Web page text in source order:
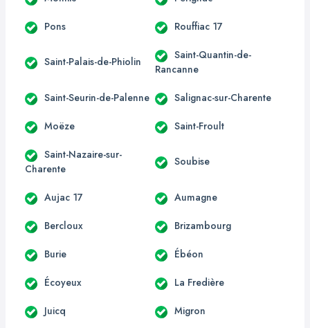
Pons Rouffiac 17
Saint-Palais-de-Phiolin
Saint-Quantin-de-
Rancanne
Saint-Seurin-de-Palenne Salignac-sur-Charente
Moëze Saint-Froult
Saint-Nazaire-sur-
Charente
Soubise
Aujac 17 Aumagne
Bercloux Brizambourg
Burie Ébéon
Écoyeux La Fredière
Juicq Migron